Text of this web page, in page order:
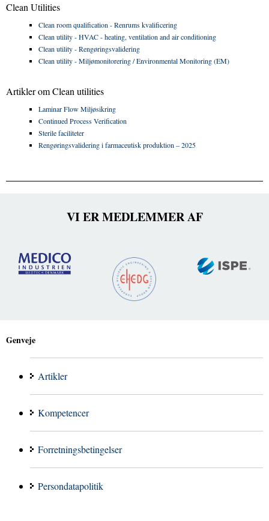
Clean Utilities
Clean room qualification - Renrums kvalificering
Clean utility - HVAC - heating, ventilation and air conditioning
Clean utility - Rengøringsvalidering
Clean utility - Miljømonitorering / Environmental Monitoring (EM)
Artikler om Clean utilities
Laminar Flow Miljøsikring
Continued Process Verification
Sterile faciliteter
Rengøringsvalidering i farmaceutisk produktion – 2025
VI ER MEDLEMMER AF
Genveje
Artikler
Kompetencer
Forretningsbetingelser
Persondatapolitik